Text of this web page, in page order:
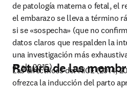
de patología materna o fetal, el
el embarazo se lleva a término
si se «sospecha» (que no
datos claros que respalden la
una investigación más
et al., 2015).
Rotura de las
Las directrices del NICE (2014,
ofrezca la inducción del parto